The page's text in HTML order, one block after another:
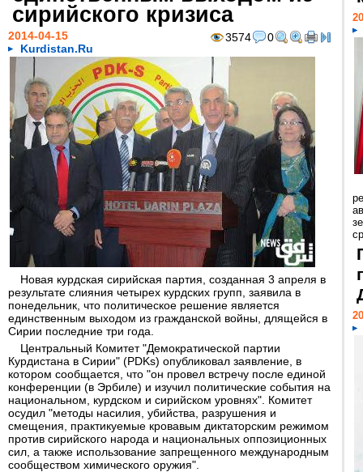
сирийского кризиса
3574 0
2014-04-15
Kurdistan.Ru
Новая курдская сирийская партия, созданная 3 апреля в
результате слияния четырех курдских групп, заявила в
понедельник, что политическое решение является
единственным выходом из гражданской войны, длящейся в
Сирии последние три года.
Центральный Комитет "Демократической партии
Курдистана в Сирии" (PDKs) опубликовал заявление, в
котором сообщается, что "он провел встречу после единой
конференции (в Эрбиле) и изучил политические события на
национальном, курдском и сирийском уровнях". Комитет
осудил "методы насилия, убийства, разрушения и
смещения, практикуемые кровавым диктаторским режимом
против сирийского народа и национальных оппозиционных
сил, а также использование запрещенного международным
сообществом химического оружия".